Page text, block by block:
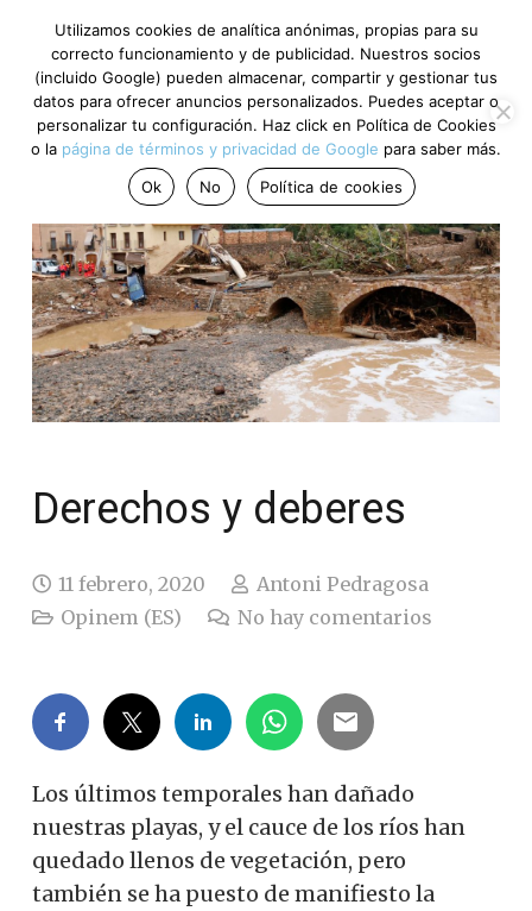
Derechos y deberes
11 febrero, 2020
Antoni Pedragosa
Opinem (ES)
No hay comentarios
Los últimos temporales han dañado
nuestras playas, y el cauce de los ríos han
quedado llenos de vegetación, pero
también se ha puesto de manifiesto la
Utilizamos cookies de analítica anónimas, propias para su
correcto funcionamiento y de publicidad. Nuestros socios
(incluido Google) pueden almacenar, compartir y gestionar tus
datos para ofrecer anuncios personalizados. Puedes aceptar o
personalizar tu configuración. Haz click en Política de Cookies
o la página de términos y privacidad de Google para saber más.
Ok
No Política de cookies